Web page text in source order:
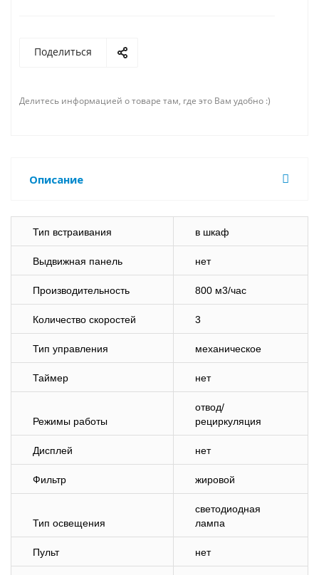
Поделиться
Делитесь информацией о товаре там, где это Вам удобно :)
Описание
Тип встраивания в шкаф
Выдвижная панель нет
Производительность 800 м3/час
Количество скоростей 3
Тип управления механическое
Таймер нет
Режимы работы
отвод/
рециркуляция
Дисплей нет
Фильтр жировой
Тип освещения
светодиодная
лампа
Пульт нет